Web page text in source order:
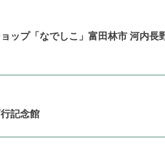
ップ「なでしこ」富田林市 河内長
記念館